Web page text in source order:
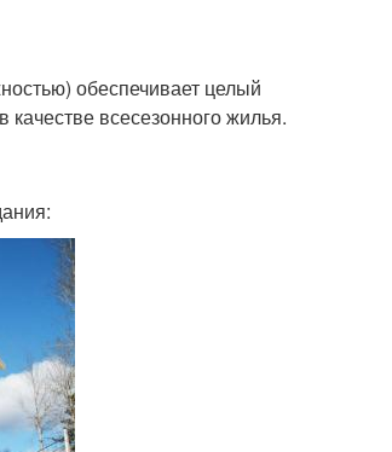
обеспечивает целый
всесезонного жилья.